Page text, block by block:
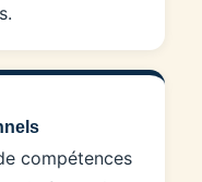
compétences